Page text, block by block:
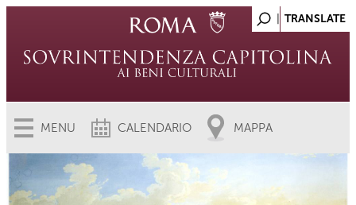
MENU CALENDARIO MAPPA